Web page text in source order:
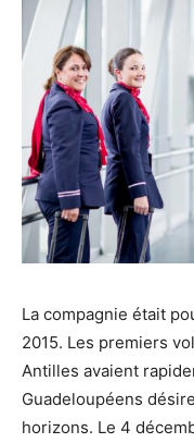
La compagnie était
2015. Les premiers
Antilles avaient
Guadeloupéens
horizons. Le 4